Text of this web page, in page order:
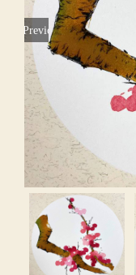
Previous